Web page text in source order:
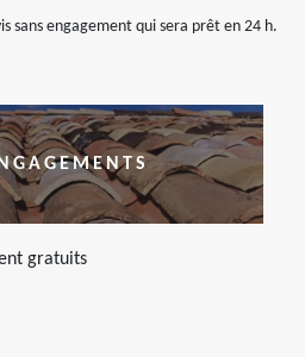
sans engagement qui sera prêt en 24 h.
gratuits